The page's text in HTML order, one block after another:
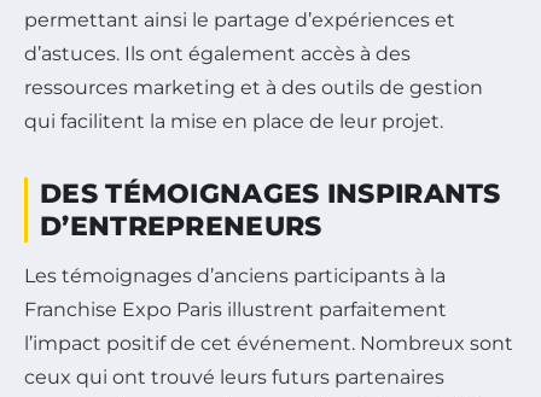
permettant ainsi le partage d’expériences et
d’astuces. Ils ont également accès à des
ressources marketing et à des outils de gestion
qui facilitent la mise en place de leur projet.
DES TÉMOIGNAGES INSPIRANTS
D’ENTREPRENEURS
Les témoignages d’anciens participants à la
Franchise Expo Paris illustrent parfaitement
l’impact positif de cet événement. Nombreux sont
ceux qui ont trouvé leurs futurs partenaires